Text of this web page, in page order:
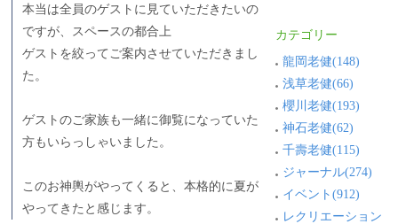
本当は全員のゲストに見ていただきたいの
ですが、スペースの都合上
ゲストを絞ってご案内させていただきまし
た。
ゲストのご家族も一緒に御覧になっていた
方もいらっしゃいました。
このお神輿がやってくると、本格的に夏が
やってきたと感じます。
カテゴリー
龍岡老健(148)
浅草老健(66)
櫻川老健(193)
神石老健(62)
千壽老健(115)
ジャーナル(274)
イベント(912)
レクリエーション